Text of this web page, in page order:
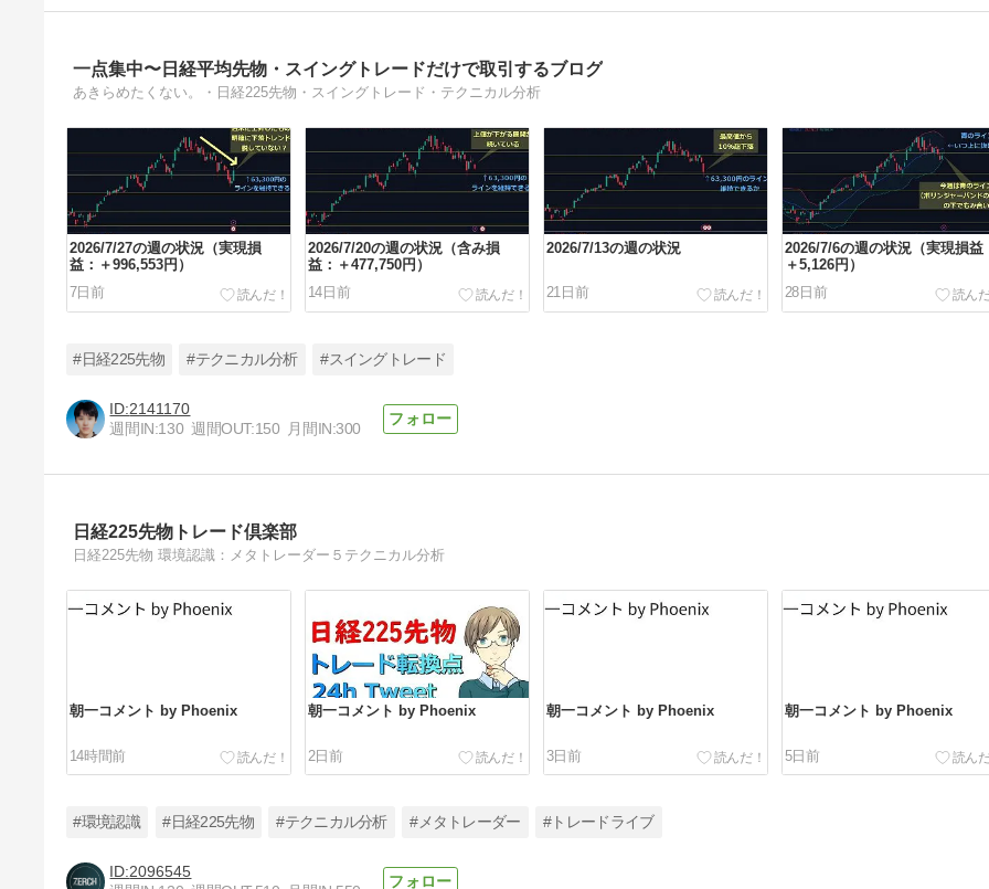
円抜き。ショートも検証
一点集中〜日経平均先物・スイングトレードだけで取引するブログ
あきらめたくない。・日経225先物・スイングトレード・テクニカル分析
2026/7/27の週の状況（実現損
益：＋996,553円）
7日前
2026/7/20の週の状況（含み損
益：＋477,750円）
14日前
2026/7/13の週の状況
21日前
2026/7/6の週の状況（実現損益
＋5,126円）
28日前
#日経225先物 #テクニカル分析 #スイングトレード
2141170
週間IN:130 週間OUT:150 月間IN:300
日経225先物トレード倶楽部
日経225先物 環境認識：メタトレーダー５テクニカル分析
朝一コメント by Phoenix
14時間前
朝一コメント by Phoenix
2日前
朝一コメント by Phoenix
3日前
朝一コメント by Phoenix
5日前
#環境認識 #日経225先物 #テクニカル分析 #メタトレーダー #トレードライブ
2096545